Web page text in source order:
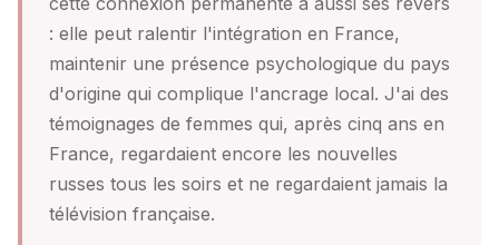
: elle peut ralentir l'intégration en France,
maintenir une présence psychologique du pays
d'origine qui complique l'ancrage local. J'ai des
témoignages de femmes qui, après cinq ans en
France, regardaient encore les nouvelles
russes tous les soirs et ne regardaient jamais la
télévision française.